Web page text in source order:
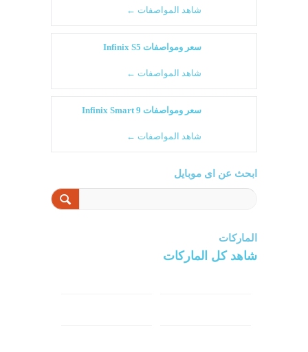
شاهد المواصفات ←
سعر ومواصفات Infinix S5
شاهد المواصفات ←
سعر ومواصفات Infinix Smart 9
شاهد المواصفات ←
ابحث عن اى موبايل
الماركات
شاهد كل الماركات